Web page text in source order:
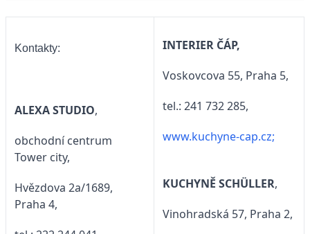
Kontakty:
ALEXA STUDIO,
obchodní centrum
Tower city,
Hvězdova 2a/1689,
Praha 4,
INTERIER ČÁP,
Voskovcova 55, Praha 5,
tel.: 241 732 285,
www.kuchyne-cap.cz;
KUCHYNĚ SCHÜLLER,
Vinohradská 57, Praha 2,